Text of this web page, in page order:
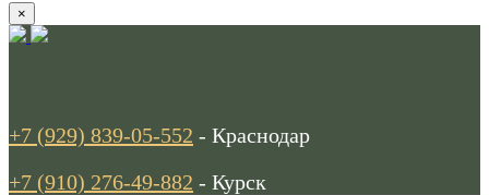
×
+7 (929) 839-05-552 - Краснодар
+7 (910) 276-49-882 - Курск